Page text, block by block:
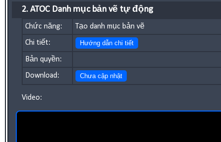
2. ATOC Danh mục bản vẽ tự động
Chức năng: Tạo danh mục bản vẽ
Chi tiết: Hướng dẫn chi tiết
Bản quyền:
Download: Chưa cập nhật
Video: